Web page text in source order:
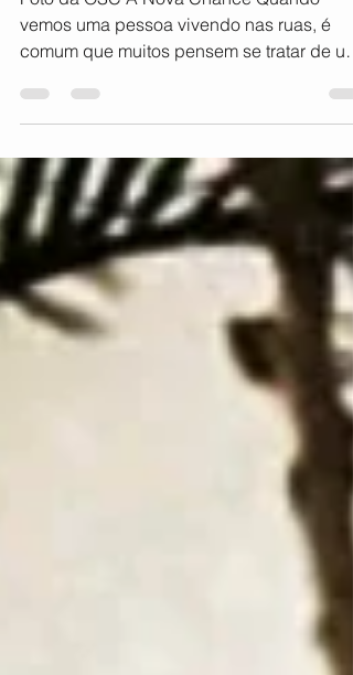
ATRAVESSA SÉCULOS
Foto da OSC A Nova Chance Quando
comum que muitos pensem se tratar de
escolha individual ou de um problema
recente. No entanto, a existência de
pessoas sem moradia acompanha a
da humanidade há séculos e está
diretamente relacionada às transformações
econômicas, sociais e políticas das
sociedades. Compreender a origem da
população em situação de rua é
fundamental para superar preconceitos e
construir respostas mais humanas e ef